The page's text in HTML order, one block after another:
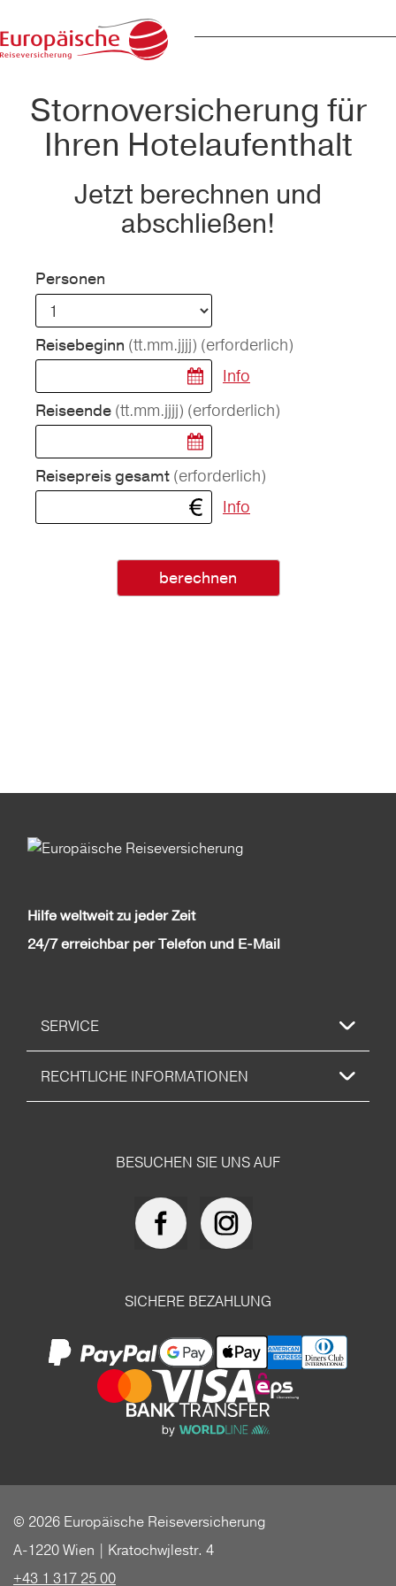
Stornoversicherung für
Ihren Hotelaufenthalt
Jetzt berechnen und
abschließen!
Personen
Reisebeginn (tt.mm.jjjj) (erforderlich)
Info
Reiseende (tt.mm.jjjj) (erforderlich)
Reisepreis gesamt (erforderlich)
Info
berechnen
Hilfe weltweit zu jeder Zeit
24/7 erreichbar per Telefon und E-Mail
SERVICE
RECHTLICHE INFORMATIONEN
BESUCHEN SIE UNS AUF
SICHERE BEZAHLUNG
© 2026 Europäische Reiseversicherung
A-1220 Wien | Kratochwjlestr. 4
+43 1 317 25 00